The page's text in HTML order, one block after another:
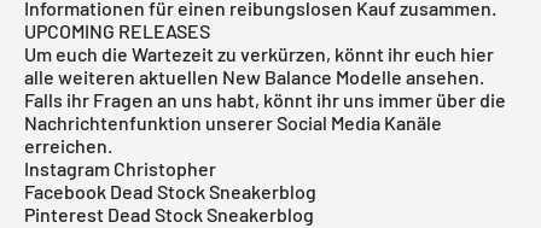
Informationen für einen reibungslosen Kauf zusammen.
UPCOMING RELEASES
Um euch die Wartezeit zu verkürzen, könnt ihr euch hier
alle weiteren aktuellen New Balance Modelle ansehen.
Falls ihr Fragen an uns habt, könnt ihr uns immer über die
Nachrichtenfunktion unserer Social Media Kanäle
erreichen.
Instagram Christopher
Facebook Dead Stock Sneakerblog
Pinterest Dead Stock Sneakerblog